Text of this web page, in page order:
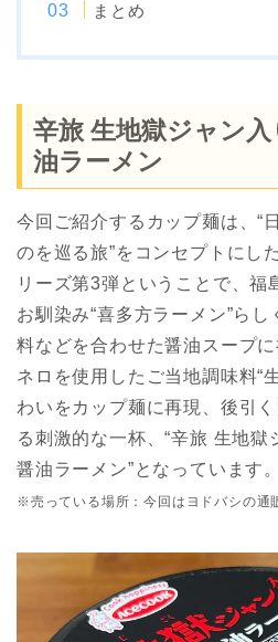
まとめ
辛旅 生地獄ジャン
油ラーメン
今回ご紹介するカップ麺は、“
のを巡る旅”をコンセプトにし
リーズ第3弾ということで、福
お馴染み“喜多方ラーメン”ら
料などを合わせた醤油スープ
ネロを使用したご当地調味料“
わいをカップ麺に再現、後引
る刺激的な一杯、“辛旅 生地
醤油ラーメン”となっています。
※売っている場所：今回はヨドバシの通